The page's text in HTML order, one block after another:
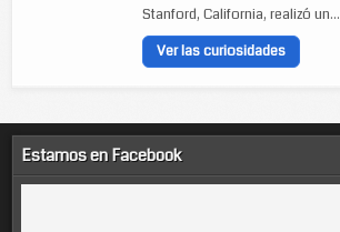
Stanford, California, realizó un...
Ver las curiosidades
Estamos en Facebook